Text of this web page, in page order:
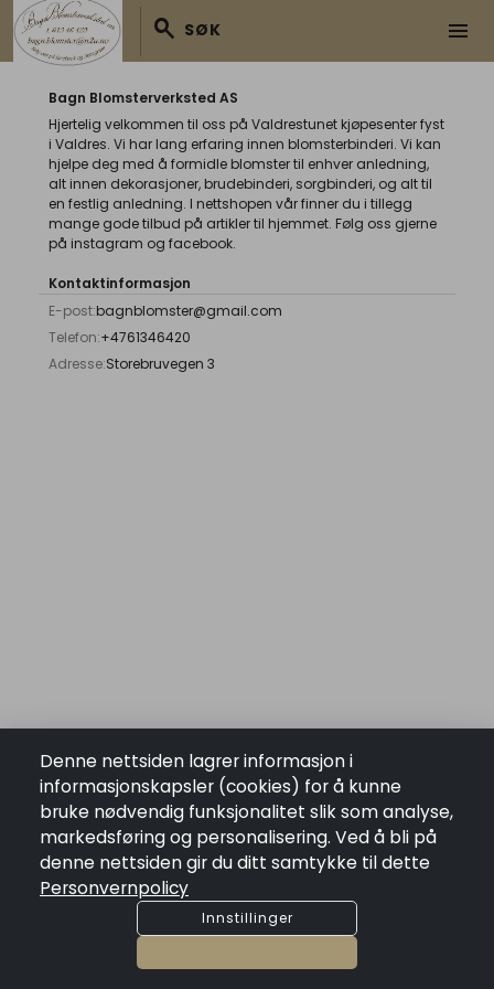
search SØK menu
Bagn Blomsterverksted AS
Hjertelig velkommen til oss på Valdrestunet kjøpesenter fyst
i Valdres. Vi har lang erfaring innen blomsterbinderi. Vi kan
hjelpe deg med å formidle blomster til enhver anledning,
alt innen dekorasjoner, brudebinderi, sorgbinderi, og alt til
en festlig anledning. I nettshopen vår finner du i tillegg
mange gode tilbud på artikler til hjemmet. Følg oss gjerne
på instagram og facebook.
Kontaktinformasjon
E-post:bagnblomster@gmail.com
Telefon:+4761346420
Adresse:Storebruvegen 3
Skriv Til Oss
Send oss en melding og vi vil komme tilbake til deg så snart
Denne nettsiden lagrer informasjon i
informasjonskapsler (cookies) for å kunne
bruke nødvendig funksjonalitet slik som analyse,
markedsføring og personalisering. Ved å bli på
denne nettsiden gir du ditt samtykke til dette
Personvernpolicy
Innstillinger